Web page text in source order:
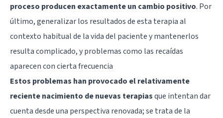
proceso producen exactamente un cambio positivo. Por
último, generalizar los resultados de esta terapia al
contexto habitual de la vida del paciente y mantenerlos
resulta complicado, y problemas como las recaídas
aparecen con cierta frecuencia
Estos problemas han provocado el relativamente
reciente nacimiento de nuevas terapiasque intentan dar
cuenta desde una perspectiva renovada; se trata de la